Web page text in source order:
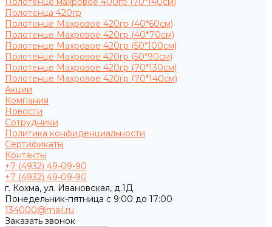
Полотенца 420гр
Полотенце Махровое 420гр (40*60см)
Полотенце Махровое 420гр (40*70см)
Полотенце Махровое 420гр (50*100см)
Полотенце Махровое 420гр (50*90см)
Полотенце Махровое 420гр (70*130см)
Полотенце Махровое 420гр (70*140см)
Акции
Компания
Новости
Сотрудники
Политика конфиденциальности
Сертификаты
Контакты
+7 (4932) 49-09-90
+7 (4932) 49-09-90
г. Кохма, ул. Ивановская, д.1Д
Понедельник-пятница с 9:00 до 17:00
134000@mail.ru
Заказать звонок